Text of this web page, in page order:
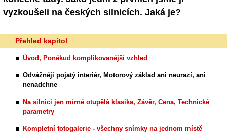
vyzkoušeli na českých silnicích. Jaká je?
Přehled kapitol
Úvod, Poněkud komplikovanější vzhled
Odvážněji pojatý interiér, Motorový základ ani neurazí, ani
nenadchne
Na silnici jen mírně otupělá klasika, Závěr, Cena, Technické
parametry
Kompletní fotogalerie - všechny snímky na jednom místě